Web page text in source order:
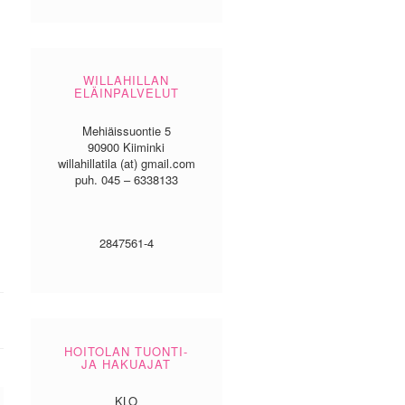
WILLAHILLAN
ELÄINPALVELUT
Mehiäissuontie 5
90900 Kiiminki
willahillatila (at) gmail.com
puh. 045 – 6338133
2847561-4
HOITOLAN TUONTI-
JA HAKUAJAT
KLO